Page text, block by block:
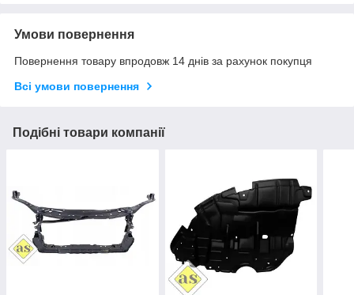
Умови повернення
Повернення товару впродовж 14 днів за рахунок покупця
Всі умови повернення
Подібні товари компанії